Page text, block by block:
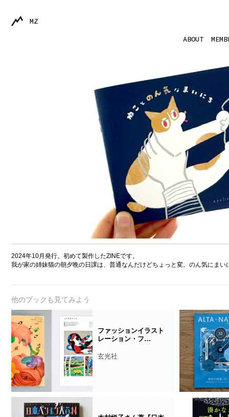
MZ
ABOUT
2024年10月発行。初めて製作したZINEです。
我が家の姉妹猫の朝夕晩の日課は、普通なんだけどちょっと変。のん気にまい
他のブックも見てみよう
ファッションイラスト
レーション・フ…
玄光社